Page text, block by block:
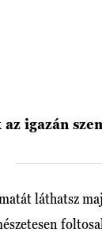
az igazán
láthatsz